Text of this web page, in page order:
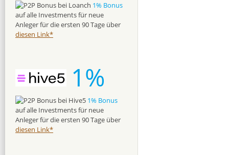
1% Bonus
auf alle Investments für neue
Anleger für die ersten 90 Tage über
diesen Link*
1%
1% Bonus
auf alle Investments für neue
Anleger für die ersten 90 Tage über
diesen Link*